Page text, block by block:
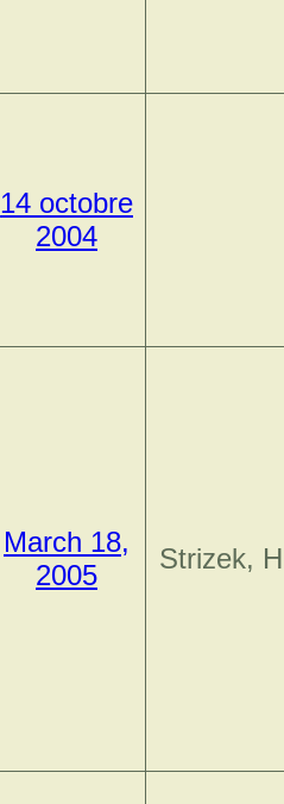
14 octobre
2004
March 18,
2005
Strizek,